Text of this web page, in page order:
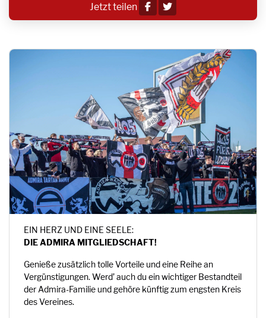
Jetzt teilen
EIN HERZ UND EINE SEELE:
DIE ADMIRA MITGLIEDSCHAFT!
Genieße zusätzlich tolle Vorteile und eine Reihe an
Vergünstigungen. Werd’ auch du ein wichtiger Bestandteil
der Admira-Familie und gehöre künftig zum engsten Kreis
des Vereines.